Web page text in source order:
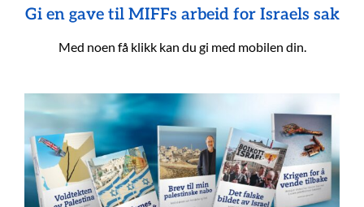
Gi en gave til MIFFs arbeid for Israels sak
Med noen få klikk kan du gi med mobilen din.